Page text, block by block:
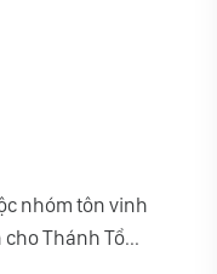
nhóm tôn vinh
Thánh Tổ...